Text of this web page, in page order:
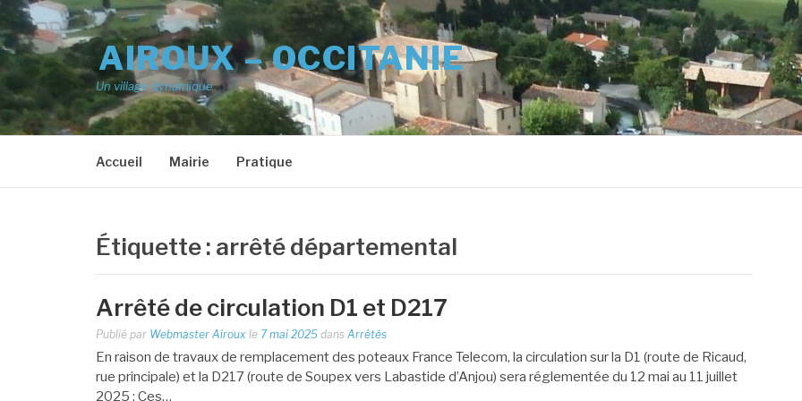
Aller
au
contenu
AIROUX – OCCITANIE
Un village dynamique
Accueil Mairie Pratique
Étiquette : arrêté départemental
Arrêté de circulation D1 et D217
Publié par Webmaster Airoux le 7 mai 2025 dansArrêtés
En raison de travaux de remplacement des poteaux France Telecom, la circulation sur la D1 (route de Ricaud,
rue principale) et la D217 (route de Soupex vers Labastide d’Anjou) sera réglementée du 12 mai au 11 juillet
2025 : Ces…